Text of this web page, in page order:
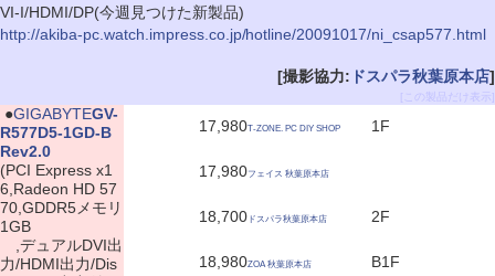
VI-I/HDMI/DP(今週見つけた新製品)
http://akiba-pc.watch.impress.co.jp/hotline/20091017/ni_csap577.html
[撮影協力: ドスパラ秋葉原本店]
[この製品だけ表示]
●GIGABYTEGV-
R577D5-1GD-B
Rev2.0
(PCI Express x1
6,Radeon HD 57
70,GDDR5メモリ
1GB
,デュアルDVI出
力/HDMI出力/Dis
17,980T-ZONE. PC DIY SHOP 1F
17,980フェイス 秋葉原本店
18,700 ドスパラ秋葉原本店 2F
18,980ZOA 秋葉原本店 B1F